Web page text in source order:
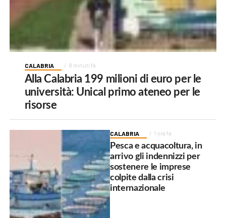
CALABRIA 8 minuti fa
Alla Calabria 199 milioni di euro per le
università: Unical primo ateneo per le
risorse
CALABRIA 1 ora fa
Pesca e acquacoltura, in
arrivo gli indennizzi per
sostenere le imprese
colpite dalla crisi
internazionale